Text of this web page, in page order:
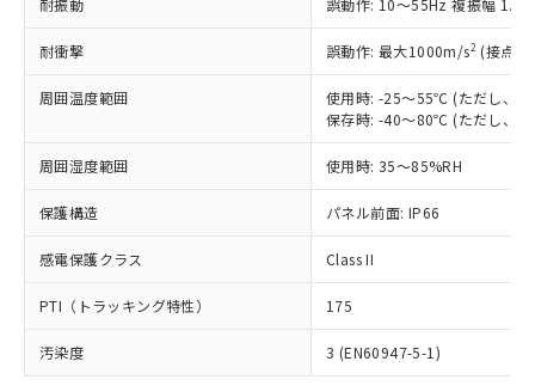
耐振動 誤動作: 10～55Hz 複振幅
耐衝撃 誤動作: 最大1000m/s2 (接点
周囲温度範囲
使用時: -25～55℃ (ただし、氷
保存時: -40～80℃ (ただし、氷
周囲湿度範囲 使用時: 35～85%RH
保護構造 パネル前面: IP66
感電保護クラス Class II
PTI（トラッキング特性） 175
汚染度 3 (EN60947-5-1)
正式な納期状況および標準価格はお客
様のお取引先、またはお客様担当のオ
ムロン制御機器販売店・当社販売員に
オムロン制御機器販売店や当社販売拠
販売ネットワーク
」をご確認
在庫状況および標準価格結果を当社の
事前の承諾なく第三者に漏洩または開
示しないようお願いします。
マイパーツ機能（部品リスト作成サー
ビス）をご利用いただくには、I-Web
メンバーズにご登録されている必要が
お客様が当ウェブサイト上で当社にご
但し、RoHS指令で産業用監視および制御機器に対する
適用除外項目は除く。
フタル酸エステル類の４物質については閾値を超える意
図的な使用がないことを確認しています。
部品在庫の切り替え状況などにより、予定
月が前後することがあります。
※3 非含有証明書ダウンロード
DBP(フタル酸ジブチル) : 1000ppm、 DIBP(フタル酸ジ
イソブチル) : 1000ppm、 BBP(フタル酸ブチルベンジ
DEHP(フタル酸ビス(2-エチルヘキシル)) : 1000ppm
準値以下であることを示します。
「10」：通常の使用状況下において有害物
質が外部に漏えいし、環境に深刻な影響を
及ぼさない年数を意味します。
「－」：未確認です。当社販売部門へお問
全に破砕するなど、違法に輸出されな
いよう必要な手段を講じます。
当社は貴社製品を、核兵器、ミサイ
ル、化学兵器、生物兵器またはその他
武器並びにこれらの製造装置等に一切
当社は、貴社製品を第三者に販売する
場合は、上記1、2および3の内容を当
該第三者に通知します。また当社は、
販売先および販売に係わる関係者が違
法に輸出するおそれがある場合は、取
り引きをいたしません。
一定数には満たないが在庫あり
－
在庫なし(最新の在庫状況につ
いては、お客様のお取引先、ま
たはお客様担当のオムロン制御
機器販売店・当社販売員にご確
空
受注生産機種、また在庫状況の
情報を公開していない機種